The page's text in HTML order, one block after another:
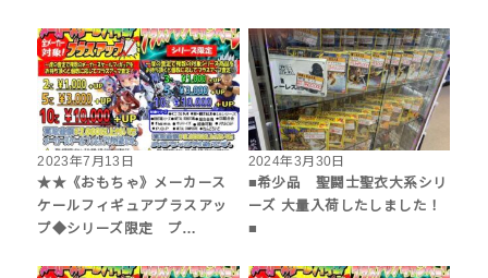
2023年7月13日
★★《おもちゃ》メーカース
ケールフィギュアプラスアッ
プ◆シリーズ限定 プ…
2024年3月30日
■希少品 聖闘士聖衣大系シリ
ーズ 大量入荷したしました！
■